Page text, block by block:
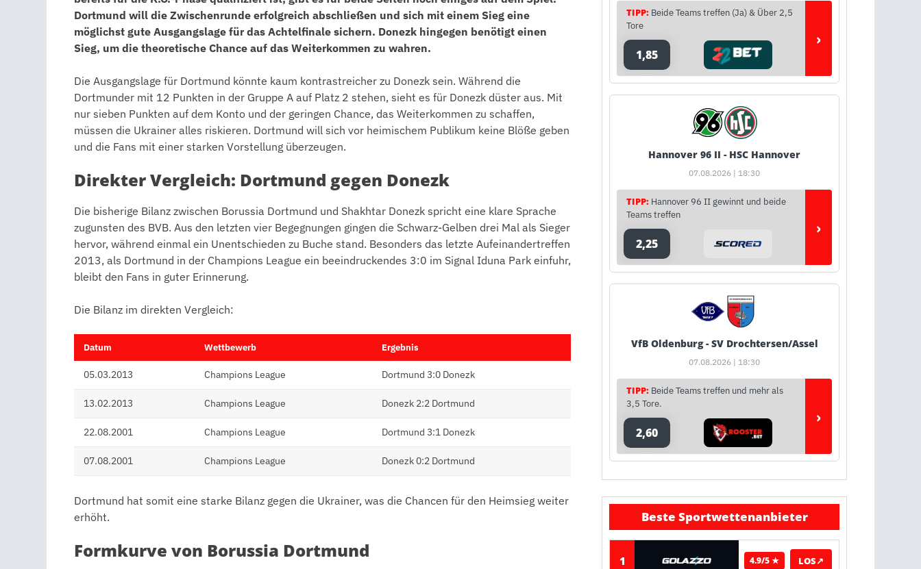
Dortmund will die Zwischenrunde erfolgreich abschließen und sich mit einem Sieg eine
möglichst gute Ausgangslage für das Achtelfinale sichern. Donezk hingegen benötigt einen
Sieg, um die theoretische Chance auf das Weiterkommen zu wahren.
Die Ausgangslage für Dortmund könnte kaum kontrastreicher zu Donezk sein. Während die
Dortmunder mit 12 Punkten in der Gruppe A auf Platz 2 stehen, sieht es für Donezk düster aus. Mit
nur sieben Punkten auf dem Konto und der geringen Chance, das Weiterkommen zu schaffen,
müssen die Ukrainer alles riskieren. Dortmund will sich vor heimischem Publikum keine Blöße geben
und die Fans mit einer starken Vorstellung überzeugen.
Direkter Vergleich: Dortmund gegen Donezk
Die bisherige Bilanz zwischen Borussia Dortmund und Shakhtar Donezk spricht eine klare Sprache
zugunsten des BVB. Aus den letzten vier Begegnungen gingen die Schwarz-Gelben drei Mal als Sieger
hervor, während einmal ein Unentschieden zu Buche stand. Besonders das letzte Aufeinandertreffen
2013, als Dortmund in der Champions League ein beeindruckendes 3:0 im Signal Iduna Park einfuhr,
bleibt den Fans in guter Erinnerung.
Die Bilanz im direkten Vergleich:
Datum Wettbewerb Ergebnis
05.03.2013 Champions League Dortmund 3:0 Donezk
13.02.2013 Champions League Donezk 2:2 Dortmund
22.08.2001 Champions League Dortmund 3:1 Donezk
07.08.2001 Champions League Donezk 0:2 Dortmund
Dortmund hat somit eine starke Bilanz gegen die Ukrainer, was die Chancen für den Heimsieg weiter
erhöht.
Formkurve von Borussia Dortmund
TIPP: Beide Teams treffen (Ja) & Über 2,5
Tore
1,85
›
Hannover 96 II - HSC Hannover
07.08.2026 | 18:30
TIPP: Hannover 96 II gewinnt und beide
Teams treffen
2,25
›
VfB Oldenburg - SV Drochtersen/Assel
07.08.2026 | 18:30
TIPP: Beide Teams treffen und mehr als
3,5 Tore.
2,60
›
Beste Sportwettenanbieter
1 4.9/5 ★ LOS↗